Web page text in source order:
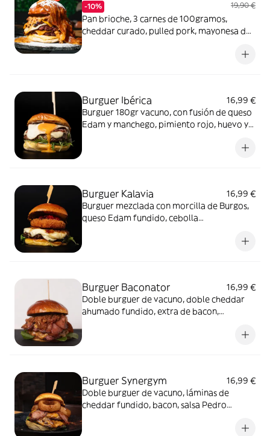
-10% 19,90 €
Pan brioche, 3 carnes de 100gramos,
cheddar curado, pulled pork, mayonesa de
y polvos dulces al estilo del patrón. Incluye
Burguer Ibérica
16,99 €
Burguer 180gr vacuno, con fusión de queso
Edam y manchego, pimiento rojo, huevo y
Burguer Kalavia
16,99 €
Burguer mezclada con morcilla de Burgos,
queso Edam fundido, cebolla
crujiente, toque de barbacoa, delicias de
Burguer Baconator
16,99 €
Doble burguer de vacuno, doble cheddar
ahumado fundido, extra de bacon,
Burguer Synergym
16,99 €
Doble burguer de vacuno, láminas de
cheddar fundido, bacon, salsa Pedro